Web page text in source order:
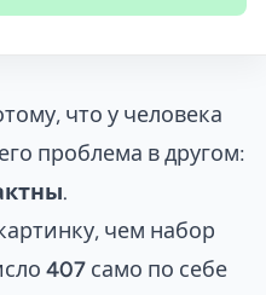
что у человека
проблема в другом:
чем набор
407 само по себе